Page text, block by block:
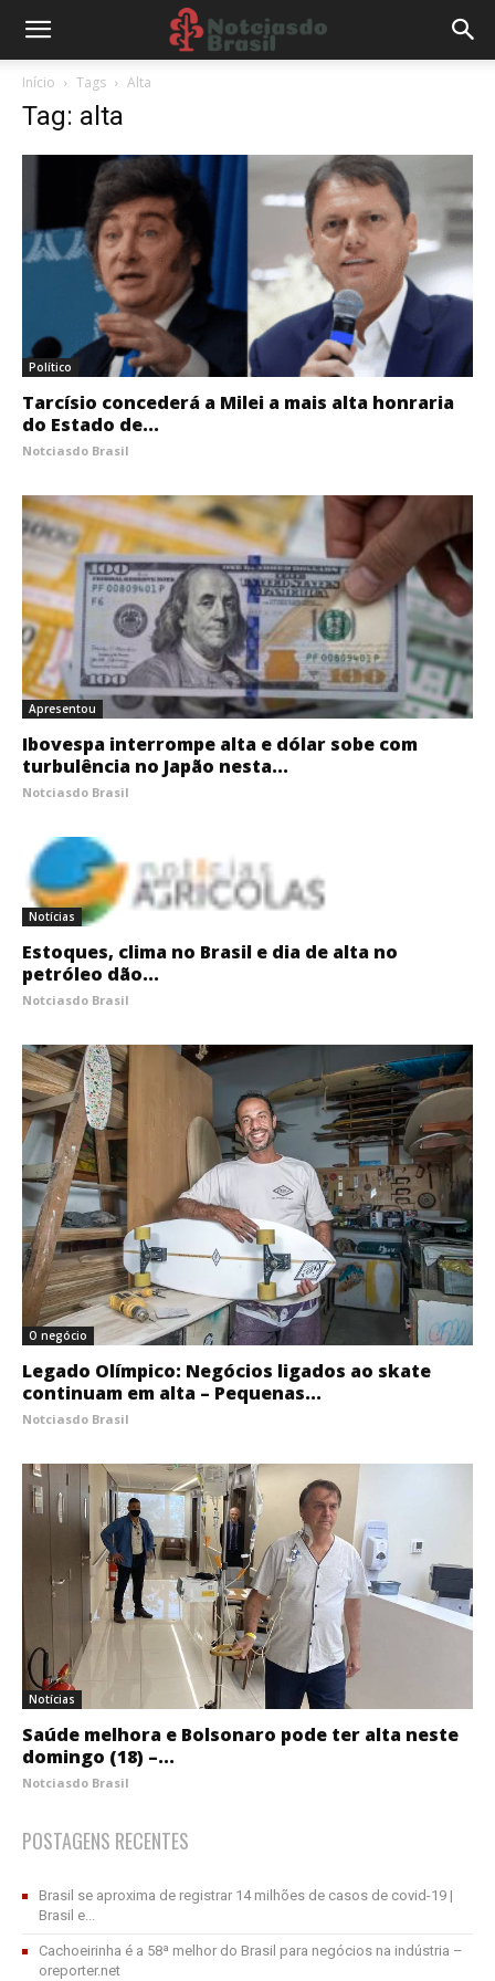
Início Tags Alta
Tag: alta
Político
Tarcísio concederá a Milei a mais alta honraria
do Estado de...
Notciasdo Brasil
Apresentou
Ibovespa interrompe alta e dólar sobe com
turbulência no Japão nesta...
Notciasdo Brasil
Notícias
Estoques, clima no Brasil e dia de alta no
petróleo dão...
Notciasdo Brasil
O negócio
Legado Olímpico: Negócios ligados ao skate
continuam em alta – Pequenas...
Notciasdo Brasil
Notícias
Saúde melhora e Bolsonaro pode ter alta neste
domingo (18) –...
Notciasdo Brasil
POSTAGENS RECENTES
Brasil se aproxima de registrar 14 milhões de casos de covid-19 |
Brasil e...
Cachoeirinha é a 58ª melhor do Brasil para negócios na indústria –
oreporter.net